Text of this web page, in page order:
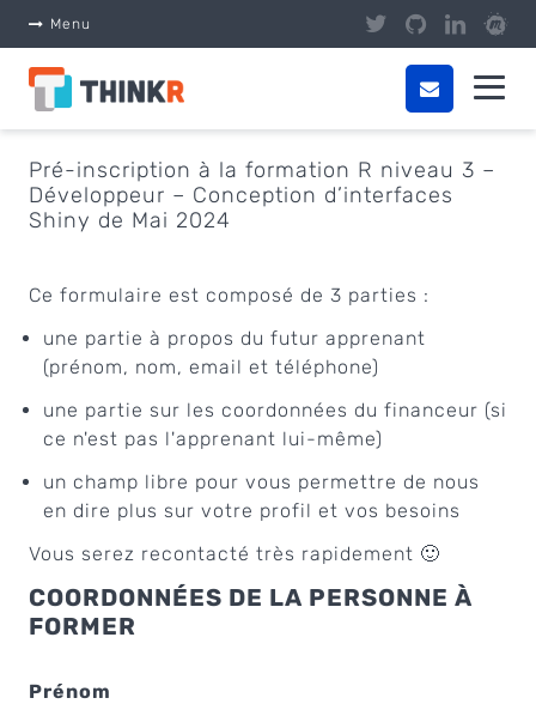
Menu
Pré-inscription à la formation R niveau 3 –
Développeur – Conception d’interfaces
Shiny de Mai 2024
Ce formulaire est composé de 3 parties :
une partie à propos du futur apprenant
(prénom, nom, email et téléphone)
une partie sur les coordonnées du financeur (si
ce n'est pas l'apprenant lui-même)
un champ libre pour vous permettre de nous
en dire plus sur votre profil et vos besoins
Vous serez recontacté très rapidement 🙂
COORDONNÉES DE LA PERSONNE À
FORMER
Prénom
Panneau de gestion des cookies